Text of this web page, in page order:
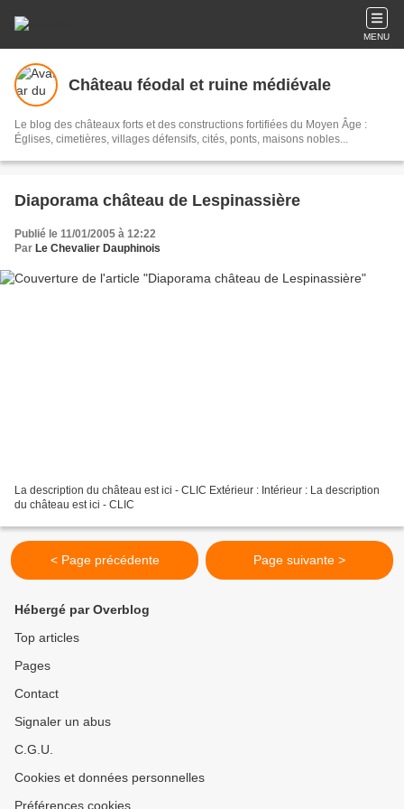
MENU
Château féodal et ruine médiévale
Le blog des châteaux forts et des constructions fortifiées du Moyen Âge :
Églises, cimetières, villages défensifs, cités, ponts, maisons nobles...
Diaporama château de Lespinassière
Publié le 11/01/2005 à 12:22
Par Le Chevalier Dauphinois
La description du château est ici - CLIC Extérieur : Intérieur : La description
du château est ici - CLIC
< Page précédente Page suivante >
Hébergé par Overblog
Top articles
Pages
Contact
Signaler un abus
C.G.U.
Cookies et données personnelles
Préférences cookies